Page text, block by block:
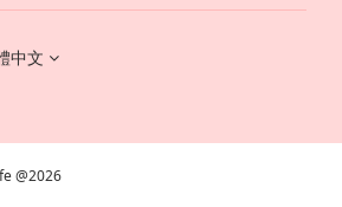
中文
@2026